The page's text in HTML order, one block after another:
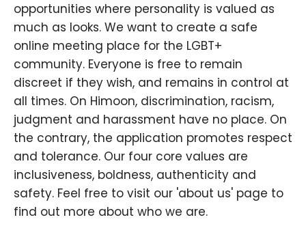
opportunities where personality is valued as
much as looks. We want to create a safe
online meeting place for the LGBT+
community. Everyone is free to remain
discreet if they wish, and remains in control at
all times. On Himoon, discrimination, racism,
judgment and harassment have no place. On
the contrary, the application promotes respect
and tolerance. Our four core values are
inclusiveness, boldness, authenticity and
safety. Feel free to visit our 'about us' page to
find out more about who we are.